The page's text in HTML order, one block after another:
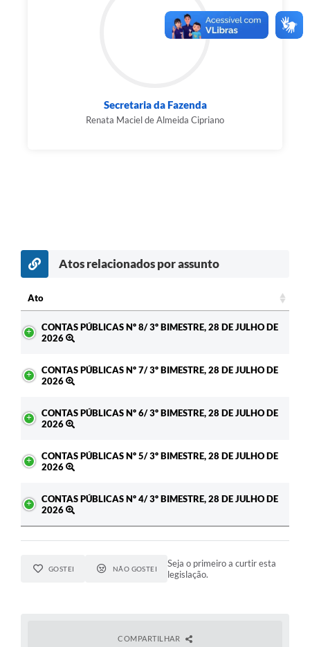
Secretaria da Fazenda
Renata Maciel de Almeida Cipriano
Atos relacionados por assunto
Ato
CONTAS PÚBLICAS Nº 8/ 3º BIMESTRE, 28 DE JULHO DE
2026
CONTAS PÚBLICAS Nº 7/ 3º BIMESTRE, 28 DE JULHO DE
2026
CONTAS PÚBLICAS Nº 6/ 3º BIMESTRE, 28 DE JULHO DE
2026
CONTAS PÚBLICAS Nº 5/ 3º BIMESTRE, 28 DE JULHO DE
2026
CONTAS PÚBLICAS Nº 4/ 3º BIMESTRE, 28 DE JULHO DE
2026
GOSTEI NÃO GOSTEI
Seja o primeiro a curtir esta
legislação.
COMPARTILHAR